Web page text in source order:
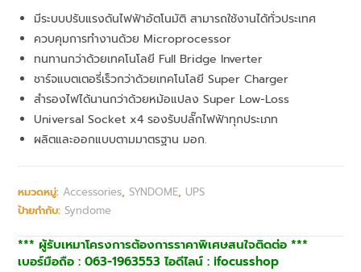
มีระบบปรับแรงดันไฟฟ้าอัตโนมัติ สามารถใช้งานได้ทั่วประเทศ
ควบคุมการทำงานด้วย Microprocessor
ทนทานกว่าด้วยเทคโนโลยี Full Bridge Inverter
ชาร์จแบตเตอรี่เร็วกว่าด้วยเทคโนโลยี Super Charger
สำรองไฟได้นานกว่าด้วยหม้อแปลง Super Low-Loss
Universal Socket x4 รองรับปลั๊กไฟฟ้าทุกประเภท
ผลิตและออกแบบตามมาตรฐาน มอก.
หมวดหมู่: Accessories,SYNDOME, UPS
ป้ายกำกับ:Syndome
*** ผู้รับเหมาโครงการต้องการราคาพิเศษสนใจติดต่อ ***
เบอร์มือถือ : 063-1963553 ไอดีไลน์ : ifocusshop